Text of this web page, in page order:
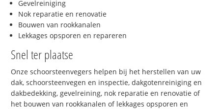
Gevelreiniging
Nok reparatie en renovatie
Bouwen van rookkanalen
Lekkages opsporen en repareren
Snel ter plaatse
Onze schoorsteenvegers helpen bij het herstellen van uw
dak, schoorsteenvegen en inspectie, dakgotenreiniging en
dakbedekking, gevelreining, nok reparatie en renovatie of
het bouwen van rookkanalen of lekkages opsporen en